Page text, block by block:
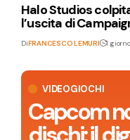
VIDEOGIOCHI
Capcom
Halo Studios
l’uscita di
DiFRANCESCO LEMURI 1